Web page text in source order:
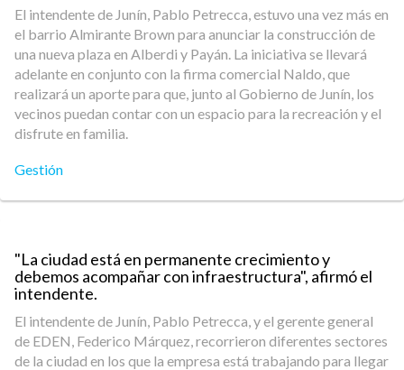
El intendente de Junín, Pablo Petrecca, estuvo una vez más en
el barrio Almirante Brown para anunciar la construcción de
una nueva plaza en Alberdi y Payán. La iniciativa se llevará
adelante en conjunto con la firma comercial Naldo, que
realizará un aporte para que, junto al Gobierno de Junín, los
vecinos puedan contar con un espacio para la recreación y el
disfrute en familia.
Gestión
"La ciudad está en permanente crecimiento y
debemos acompañar con infraestructura", afirmó el
intendente.
El intendente de Junín, Pablo Petrecca, y el gerente general
de EDEN, Federico Márquez, recorrieron diferentes sectores
de la ciudad en los que la empresa está trabajando para llegar